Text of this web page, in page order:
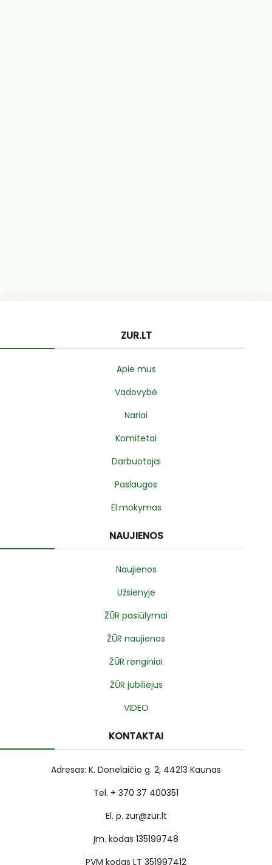
ZUR.LT
Apie mus
Vadovybė
Nariai
Komitetai
Darbuotojai
Paslaugos
El.mokymas
NAUJIENOS
Naujienos
Užsienyje
ŽŪR pasiūlymai
ŽŪR naujienos
ŽŪR renginiai
ŽŪR jubiliejus
VIDEO
KONTAKTAI
Adresas: K. Donelaičio g. 2, 44213 Kaunas
Tel. + 370 37 400351
El. p. zur@zur.lt
Įm. kodas 135199748
PVM kodas LT 351997412